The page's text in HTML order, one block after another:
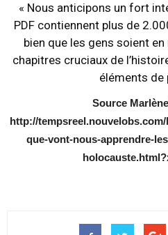
« Nous anticipons un fort
PDF contiennent plus de
bien que les gens soient
chapitres cruciaux de
éléments de
Source
http://tempsreel.nouvelobs.com/
que-vont-nous-apprendre-